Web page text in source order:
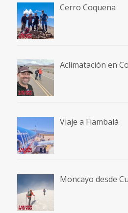
Cerro Coquena
Aclimatación en
Viaje a Fiambalá
Moncayo desde